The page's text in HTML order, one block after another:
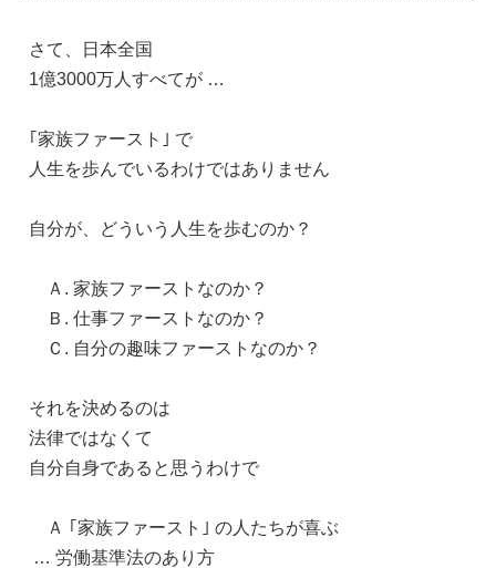
さて、日本全国
1億3000万人すべてが …
｢家族ファースト｣ で
人生を歩んでいるわけではありません
自分が、どういう人生を歩むのか？
Ａ. 家族ファーストなのか？
Ｂ. 仕事ファーストなのか？
Ｃ. 自分の趣味ファーストなのか？
それを決めるのは
法律ではなくて
自分自身であると思うわけで
Ａ ｢家族ファースト｣ の人たちが喜ぶ
… 労働基準法のあり方